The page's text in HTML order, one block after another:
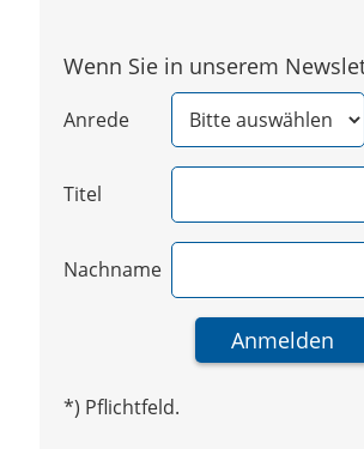
Wenn Sie in unserem
Anrede
Titel
Nachname
*) Pflichtfeld.